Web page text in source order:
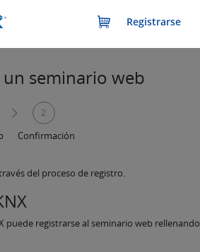
Registrarse
seminario web
2
Confirmación
del proceso de registro.
puede registrarse al seminario web rellenando